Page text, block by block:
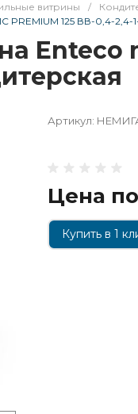
витрины /
125 ВВ-0,4-2,4-
Enteco
Артикул: НЕМИГА
Цена
Купить в 1